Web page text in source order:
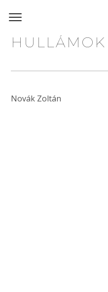
HULLÁMOK
Novák Zoltán